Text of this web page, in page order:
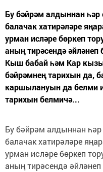
Бу бәйрәм алдыннан
балачак хатирәләре
урман исләре бөркеп
аның тирәсендә
Кыш бабай һәм Кар
бәйрәмнең тарихын да,
каршылануын да белми
тарихын белмичә...
Бу бәйрәм алдыннан
балачак хатирәләре
урман исләре бөркеп
аның тирәсендә